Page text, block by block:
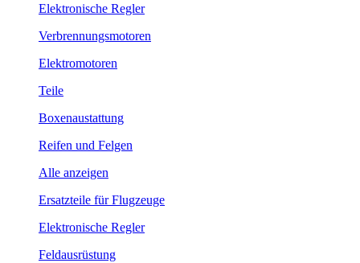
Elektronische Regler
Verbrennungsmotoren
Elektromotoren
Teile
Boxenaustattung
Reifen und Felgen
Alle anzeigen
Ersatzteile für Flugzeuge
Elektronische Regler
Feldausrüstung